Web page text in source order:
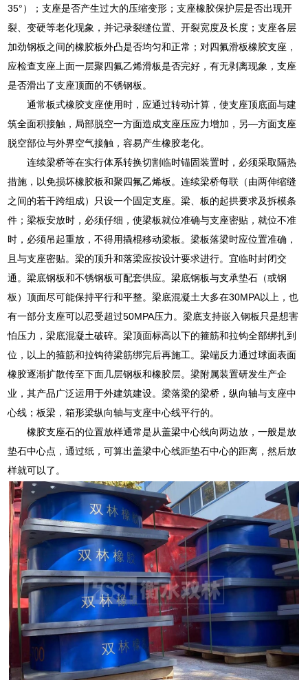
35°）；支座是否产生过大的压缩变形；支座橡胶保护层是否出现开
裂、变硬等老化现象，并记录裂缝位置、开裂宽度及长度；支座各层
加劲钢板之间的橡胶板外凸是否均匀和正常；对四氟滑板橡胶支座，
应检查支座上面一层聚四氟乙烯滑板是否完好，有无剥离现象，支座
是否滑出了支座顶面的不锈钢板。
通常板式橡胶支座使用时，应通过转动计算，使支座顶底面与建
筑全面积接触，局部脱空一方面造成支座压应力增加，另—方面支座
脱空部位与外界空气接触，容易产生橡胶老化。
连续梁桥等在实行体系转换切割临时锚固装置时，必须采取隔热
措施，以免损坏橡胶板和聚四氟乙烯板。连续梁桥每联（由两伸缩缝
之间的若干跨组成）只设一个固定支座。梁、板的起拱要求及拆模条
件；梁板安放时，必须仔细，使梁板就位准确与支座密贴，就位不准
时，必须吊起重放，不得用撬棍移动梁板。梁板落梁时应位置准确，
且与支座密贴。梁的顶升和落梁应按设计要求进行。宜临时封闭交
通。梁底钢板和不锈钢板可配套供应。梁底钢板与支承垫石（或钢
板）顶面尽可能保持平行和平整。梁底混凝土大多在30MPA以上，也
有一部分支座可以忍受超过50MPA压力。梁底支持嵌入钢板只是想害
怕压力，梁底混凝土破碎。梁顶面标高以下的箍筋和拉钩全部绑扎到
位，以上的箍筋和拉钩待梁筋绑完后再施工。梁端反力通过球面表面
橡胶逐渐扩散传至下面几层钢板和橡胶层。梁附属装置研发生产企
业，其产品广泛运用于外建筑建设。梁落梁的梁桥，纵向轴与支座中
心线；板梁，箱形梁纵向轴与支座中心线平行的。
橡胶支座石的位置放样通常是从盖梁中心线向两边放，一般是放
垫石中心点，通过纸，可算出盖梁中心线距垫石中心的距离，然后放
样就可以了。